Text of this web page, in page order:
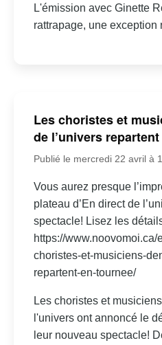
L'émission avec Ginette
rattrapage, une exception
Les choristes et
de l’univers
Publié le mercredi 22 avril à
Vous aurez presque
plateau d’En direct de
spectacle! Lisez les
https://
choristes-et-musiciens-
repartent-en-tournee/
Les choristes et
l'univers ont annoncé le
leur nouveau spectacle!